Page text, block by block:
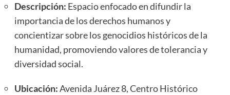
Descripción: Espacio enfocado en difundir la
importancia de los derechos humanos y
concientizar sobre los genocidios históricos de la
humanidad, promoviendo valores de tolerancia y
diversidad social.
Ubicación:Avenida Juárez 8, Centro Histórico